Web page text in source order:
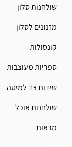
שולחנות סלון
מזנונים לסלון
קונסולות
ספריות מעוצבות
שידות צד למיטה
שולחנות אוכל
מראות